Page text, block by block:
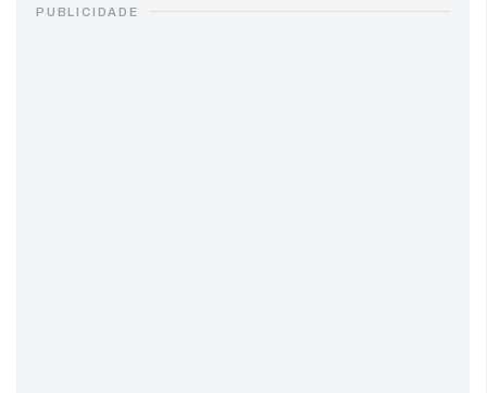
PUBLICIDADE